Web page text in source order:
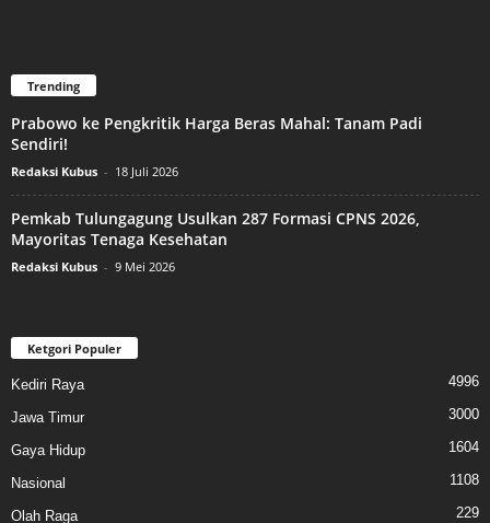
Trending
Prabowo ke Pengkritik Harga Beras Mahal: Tanam Padi
Sendiri!
Redaksi Kubus - 18 Juli 2026
Pemkab Tulungagung Usulkan 287 Formasi CPNS 2026,
Mayoritas Tenaga Kesehatan
Redaksi Kubus - 9 Mei 2026
Ketgori Populer
Kediri Raya 4996
Jawa Timur 3000
Gaya Hidup 1604
Nasional 1108
Olah Raga 229